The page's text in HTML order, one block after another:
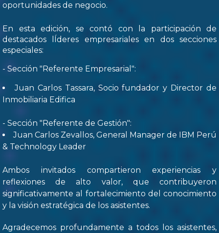
oportunidades de negocio.
En esta edición, se contó con la participación de
destacados lÍderes empresariales en dos secciones
especiales:
- Sección "Referente Empresarial":
Juan Carlos Tassara, Socio fundador y Director de
Inmobiliaria Edifica
- Sección "Referente de Gestión":
Juan Carlos Zevallos, General Manager de IBM Perú
& Technology Leader
Ambos invitados compartieron experiencias y
reflexiones de alto valor, que contribuyeron
significativamente al fortalecimiento del conocimiento
y la visión estratégica de los asistentes.
Agradecemos profundamente a todos los asistentes,